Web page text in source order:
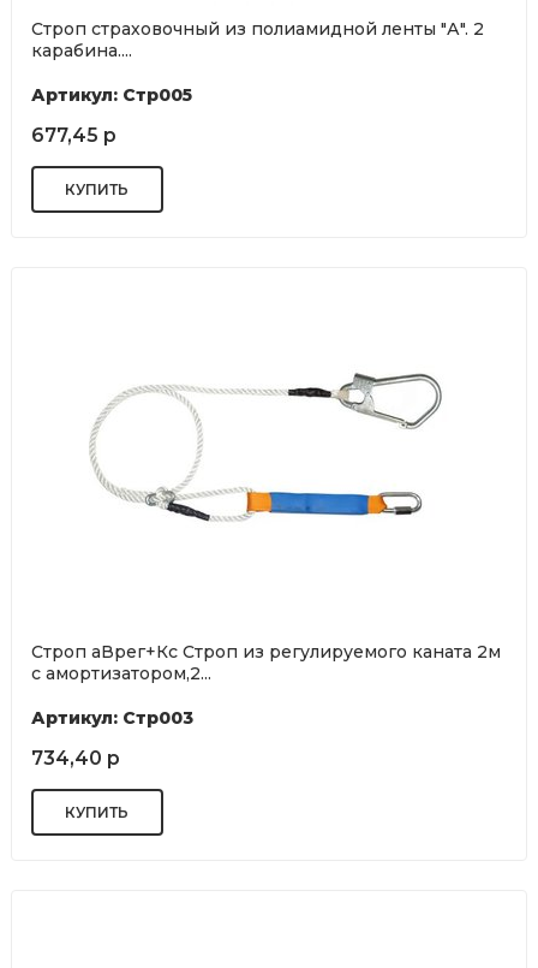
Строп страховочный из полиамидной ленты "А". 2
карабина....
Артикул: Стр005
677,45 р
Строп аВрег+Кс Строп из регулируемого каната 2м
с амортизатором,2...
Артикул: Стр003
734,40 р